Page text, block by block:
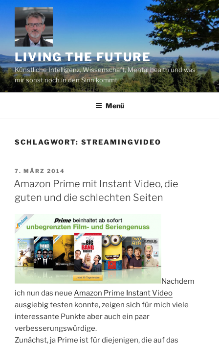
Zum
Inhalt
springen
LIVING THE FUTURE
Künstliche Intelligenz, Wissenschaft, Mental health und was
mir sonst noch in den Sinn kommt
Menü
SCHLAGWORT: STREAMINGVIDEO
VERÖFFENTLICHT
AM
7. MÄRZ 2014
Amazon Prime mit Instant Video, die
guten und die schlechten Seiten
Nachdem
ich nun das neue Amazon Prime Instant Video
ausgiebig testen konnte, zeigen sich für mich viele
interessante Punkte aber auch ein paar
verbesserungswürdige.
Zunächst, ja Prime ist für diejenigen, die auf das